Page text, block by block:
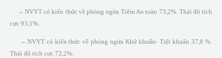
– NVYT có kiến thức về phòng ngừa Tiêm An toàn 73,2%. Thái độ tích
cực 93,1%.
– NVYT có kiến thức về phòng ngừa Khử khuẩn- Tiệt khuẩn 37,8 %.
Thái độ tích cực 72,2%.